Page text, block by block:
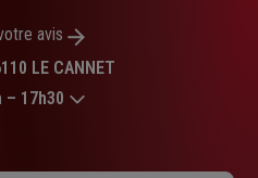
avis
LE CANNET
Ouvert 08h30 – 12h / 14h – 17h30